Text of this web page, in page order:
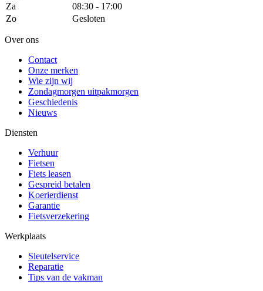
Za
08:30 - 17:00
Zo
Gesloten
Over ons
Contact
Onze merken
Wie zijn wij
Zondagmorgen uitpakmorgen
Geschiedenis
Nieuws
Diensten
Verhuur
Fietsen
Fiets leasen
Gespreid betalen
Koerierdienst
Garantie
Fietsverzekering
Werkplaats
Sleutelservice
Reparatie
Tips van de vakman